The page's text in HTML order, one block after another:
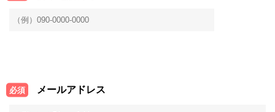
メールアドレス
必須